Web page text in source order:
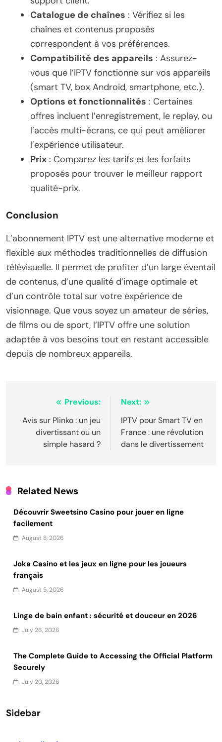
Catalogue de chaînes : Vérifiez si les
chaînes et contenus proposés
correspondent à vos préférences.
Compatibilité des appareils : Assurez-
vous que l’IPTV fonctionne sur vos appareils
(smart TV, box Android, smartphone, etc.).
Options et fonctionnalités : Certaines
offres incluent l’enregistrement, le replay, ou
l’accès multi-écrans, ce qui peut améliorer
l’expérience utilisateur.
Prix : Comparez les tarifs et les forfaits
proposés pour trouver le meilleur rapport
qualité-prix.
Conclusion
L’abonnement IPTV est une alternative moderne et
flexible aux méthodes traditionnelles de diffusion
télévisuelle. Il permet de profiter d’un large éventail
de contenus, d’une qualité d’image optimale et
d’un contrôle total sur votre expérience de
visionnage. Que vous soyez un amateur de séries,
de films ou de sport, l’IPTV offre une solution
adaptée à vos besoins tout en restant accessible
depuis de nombreux appareils.
navigation
Previous:
Avis sur Plinko : un jeu
divertissant ou un
simple hasard ?
Next:
IPTV pour Smart TV en
France : une révolution
dans le divertissement
Related News
Découvrir Sweetsino Casino pour jouer en ligne
facilement
August 8, 2026
Joka Casino et les jeux en ligne pour les joueurs
français
August 5, 2026
Linge de bain enfant : sécurité et douceur en 2026
July 26, 2026
The Complete Guide to Accessing the Official Platform
Securely
July 20, 2026
Sidebar